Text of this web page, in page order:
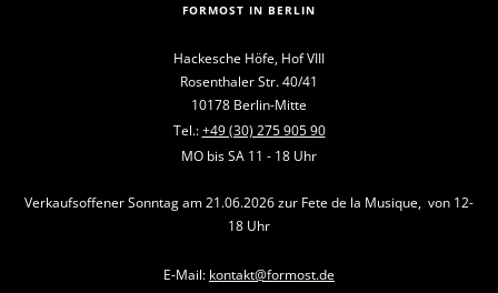
FORMOST IN BERLIN
Hackesche Höfe, Hof VIII
Rosenthaler Str. 40/41
10178 Berlin-Mitte
Tel.:+49 (30) 275 905 90
MO bis SA 11 - 18 Uhr
Verkaufsoffener Sonntag am 21.06.2026 zur Fete de la Musique, von 12-
18 Uhr
E-Mail: kontakt@formost.de